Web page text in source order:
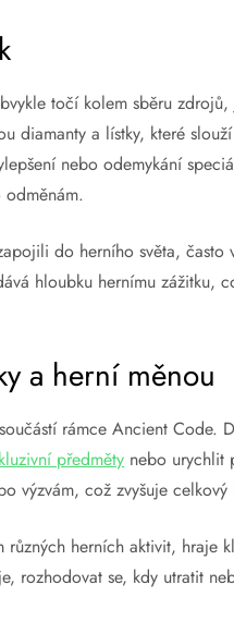
točí kolem sběru
diamanty a lístky, které
nebo odemykání
do herního světa, často
hloubku hernímu zážitku,
a herní měnou
rámce Ancient Code.
předměty nebo urychlit
výzvám, což zvyšuje celkový
různých herních aktivit,
rozhodovat se, kdy utratit